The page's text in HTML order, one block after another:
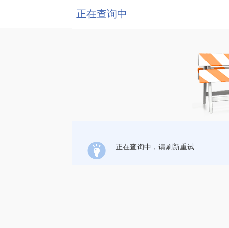
正在查询中
正在查询中，请刷新重试